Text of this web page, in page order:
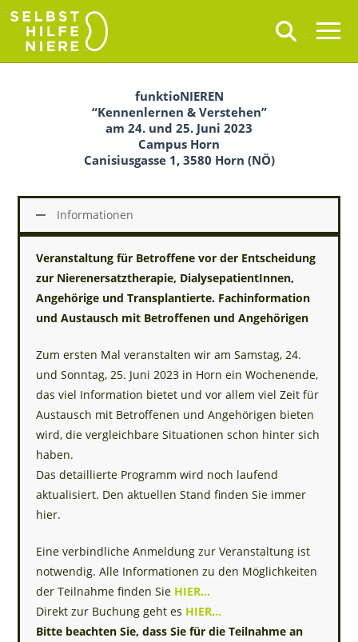
funktioNIEREN
“Kennenlernen & Verstehen”
am 24. und 25. Juni 2023
Campus Horn
Canisiusgasse 1, 3580 Horn (NÖ)
Informationen
Veranstaltung für Betroffene vor der Entscheidung
zur Nierenersatztherapie, DialysepatientInnen,
Angehörige und Transplantierte. Fachinformation
und Austausch mit Betroffenen und Angehörigen
Zum ersten Mal veranstalten wir am Samstag, 24.
und Sonntag, 25. Juni 2023 in Horn ein Wochenende,
das viel Information bietet und vor allem viel Zeit für
Austausch mit Betroffenen und Angehörigen bieten
wird, die vergleichbare Situationen schon hinter sich
haben.
Das detaillierte Programm wird noch laufend
aktualisiert. Den aktuellen Stand finden Sie immer
hier.
Eine verbindliche Anmeldung zur Veranstaltung ist
notwendig. Alle Informationen zu den Möglichkeiten
der Teilnahme finden Sie HIER…
Direkt zur Buchung geht es HIER…
Bitte beachten Sie, dass Sie für die Teilnahme an